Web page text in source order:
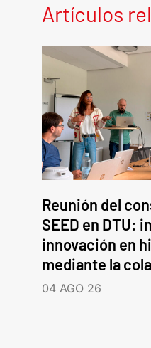
Artículos
Reunión del
SEED en DTU:
innovación en
mediante la
04 AGO 26